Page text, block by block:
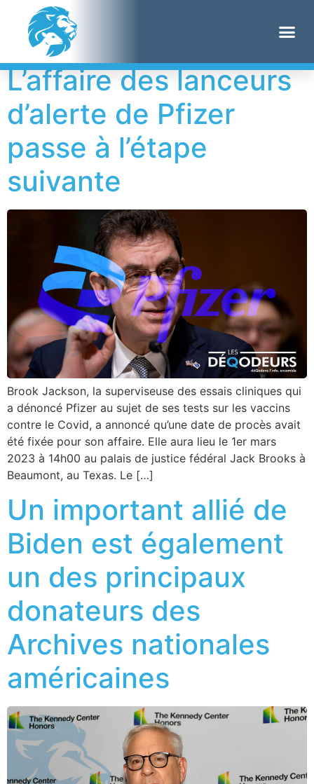
Étiquette :
L’affaire des lanceurs
d’alerte de Pfizer
passe à l’étape
suivante
Brook Jackson, la superviseuse des essais cliniques qui
a dénoncé Pfizer au sujet de ses tests sur les vaccins
contre le Covid, a annoncé qu’une date de procès avait
été fixée pour son affaire. Elle aura lieu le 1er mars
2023 à 14h00 au palais de justice fédéral Jack Brooks à
Beaumont, au Texas. Le […]
Un important allié de
Biden est également
un des principaux
donateurs des
Archives nationales
américaines